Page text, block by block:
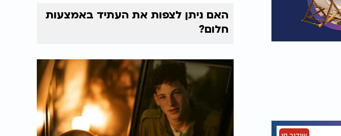
האם ניתן לצפות את העתיד באמצעות
חלום?